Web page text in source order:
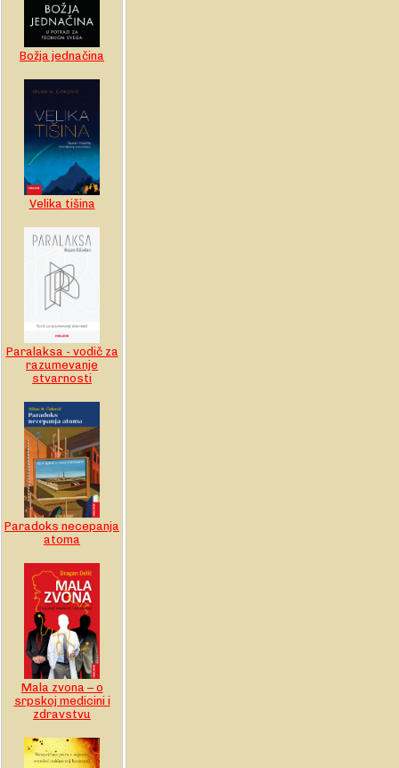
Božja jednačina
Velika tišina
Paralaksa - vodič za
razumevanje
stvarnosti
Paradoks necepanja
atoma
Mala zvona – o
srpskoj medicini i
zdravstvu